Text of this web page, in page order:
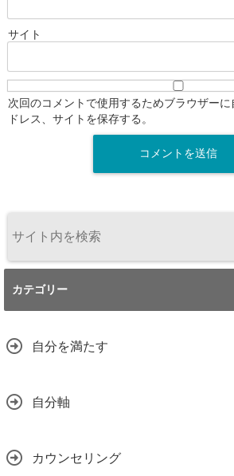
サイト
次回のコメントで使用するためブラウザー
ドレス、サイトを保存する。
カテゴリー
自分を満たす
自分軸
カウンセリング